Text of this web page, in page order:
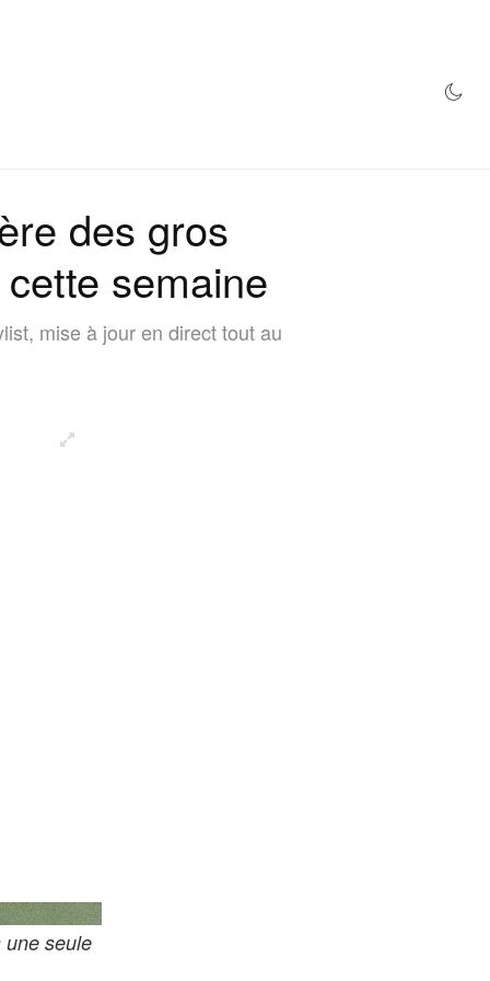
des gros
semaine
mise à jour en direct tout au
Getty Images
une seule